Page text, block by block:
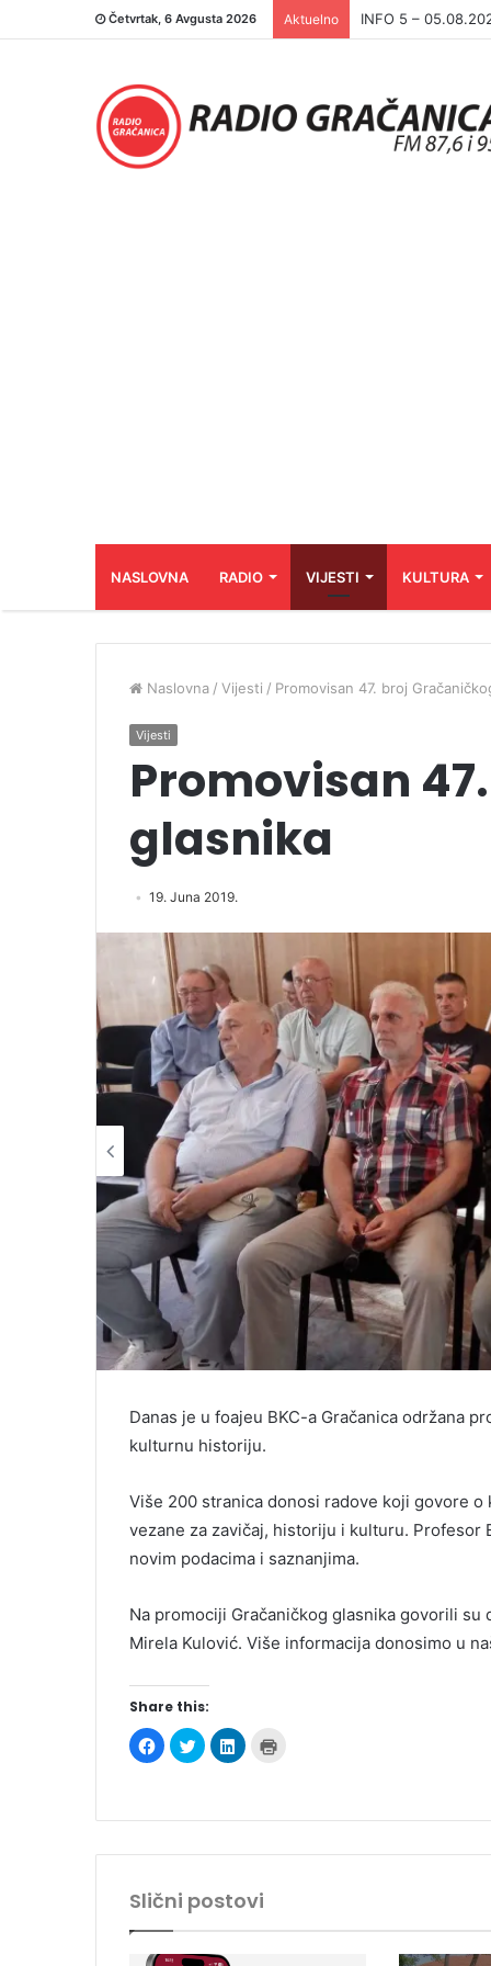
Četvrtak, 6 Avgusta 2026 Aktuelno INFO 5 –
NASLOVNA RADIO VIJESTI KULTURA
Naslovna / Vijesti / Promovisan 47. broj
Vijesti
Promovisan
glasnika
19. Juna 2019.
Danas je u foajeu BKC-a Gračanica održana
kulturnu historiju.
Više 200 stranica donosi radove koji govore
vezane za zavičaj, historiju i kulturu. Profesor
novim podacima i saznanjima.
Na promociji Gračaničkog glasnika govorili
Mirela Kulović. Više informacija donosimo u
Share this:
C
l
o
a
o
n
F
c
C
l
o
a
o
n
T
i
C
l
o
a
o
n
L
o
i
p
Slični postovi